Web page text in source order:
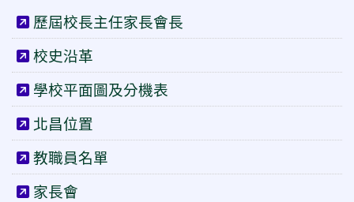
歷屆校長主任家長會長
校史沿革
學校平面圖及分機表
北昌位置
教職員名單
家長會